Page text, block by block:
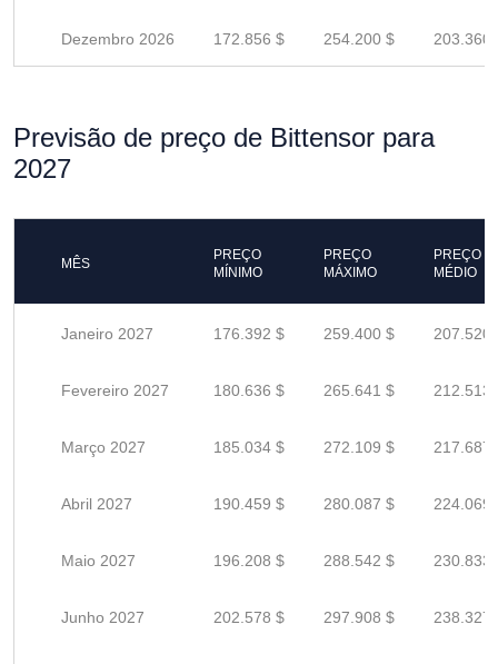
Dezembro 2026 172.856 $ 254.200 $ 203.360
Previsão de preço de Bittensor para
2027
MÊS
PREÇO
MÍNIMO
PREÇO
MÁXIMO
PREÇO
MÉDIO
Janeiro 2027 176.392 $ 259.400 $ 207.520
Fevereiro 2027 180.636 $ 265.641 $ 212.513
Março 2027 185.034 $ 272.109 $ 217.687
Abril 2027 190.459 $ 280.087 $ 224.069
Maio 2027 196.208 $ 288.542 $ 230.833
Junho 2027 202.578 $ 297.908 $ 238.327